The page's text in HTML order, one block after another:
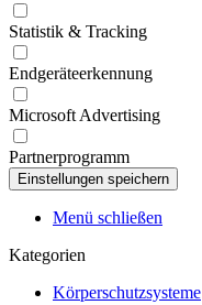
Statistik & Tracking
Endgeräteerkennung
Microsoft Advertising
Partnerprogramm
Menü schließen
Kategorien
Körperschutzsysteme